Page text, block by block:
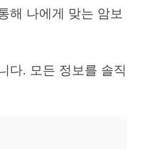
해 나에게 맞는 암보
다. 모든 정보를 솔직